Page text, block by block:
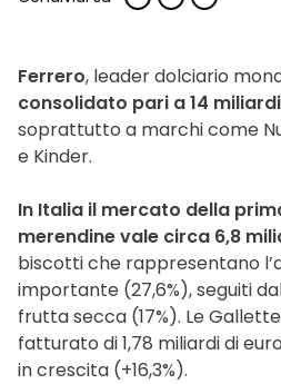
Ferrero, leader dolciario
consolidato pari a 14
soprattutto a marchi come
e Kinder.
In Italia il mercato della
merendine vale circa 6,8
biscotti che rappresentano
importante (27,6%), seguiti
frutta secca (17%). Le
fatturato di 1,78 miliardi di
in crescita (+16,3%).